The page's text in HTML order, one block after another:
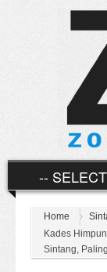
Home
Kades
Sintang,